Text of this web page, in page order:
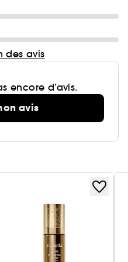
des avis
encore d’avis.
avis